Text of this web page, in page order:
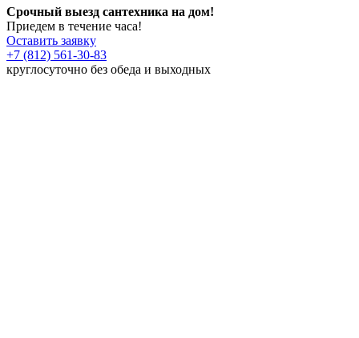
Срочный выезд сантехника на дом!
Приедем в течение часа!
Оставить заявку
+7 (812) 561-30-83
круглосуточно без обеда и выходных